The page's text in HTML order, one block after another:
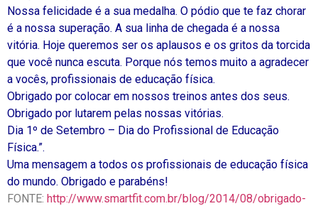
Nossa felicidade é a sua medalha. O pódio que te faz chorar
é a nossa superação. A sua linha de chegada é a nossa
vitória. Hoje queremos ser os aplausos e os gritos da torcida
que você nunca escuta. Porque nós temos muito a agradecer
a vocês, profissionais de educação física.
Obrigado por colocar em nossos treinos antes dos seus.
Obrigado por lutarem pelas nossas vitórias.
Dia 1º de Setembro – Dia do Profissional de Educação
Física.”.
Uma mensagem a todos os profissionais de educação física
do mundo. Obrigado e parabéns!
FONTE: http://www.smartfit.com.br/blog/2014/08/obrigado-